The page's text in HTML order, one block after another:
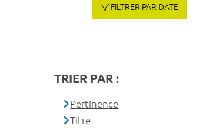
FILTRER PAR DATE
TRIER PAR :
Pertinence
Titre